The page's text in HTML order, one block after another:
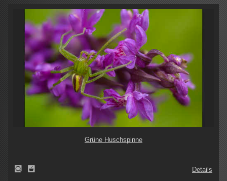
Grüne Huschspinne
Details